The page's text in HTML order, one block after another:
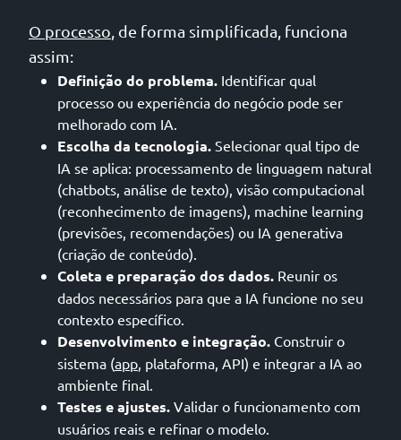
O processo , de forma simplificada, funciona
assim:
Definição do problema. Identificar qual
processo ou experiência do negócio pode ser
melhorado com IA.
Escolha da tecnologia. Selecionar qual tipo de
IA se aplica: processamento de linguagem natural
(chatbots, análise de texto), visão computacional
(reconhecimento de imagens), machine learning
(previsões, recomendações) ou IA generativa
(criação de conteúdo).
Coleta e preparação dos dados. Reunir os
dados necessários para que a IA funcione no seu
contexto específico.
Desenvolvimento e integração. Construir o
sistema (app, plataforma, API) e integrar a IA ao
ambiente final.
Testes e ajustes. Validar o funcionamento com
usuários reais e refinar o modelo.